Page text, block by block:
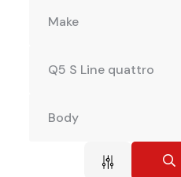
Make
Q5 S Line quattro
Body